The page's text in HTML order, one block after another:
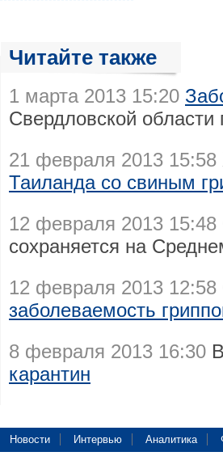
Читайте также
1 марта 2013 15:20
Свердловской области
21 февраля 2013 15:58
Таиланда со свиным
12 февраля 2013 15:48
сохраняется на
12 февраля 2013 12:58
заболеваемость
8 февраля 2013 16:30
карантин
Новости Интервью Аналитика